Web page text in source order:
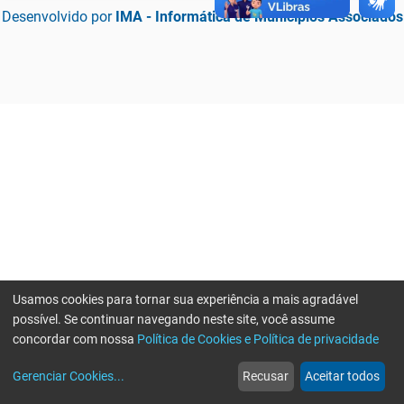
Desenvolvido por IMA - Informática de Municípios Associados
web
Notícias
more_horiz
Mais
Usamos cookies para tornar sua experiência a mais agradável
possível. Se continuar navegando neste site, você assume
concordar com nossa Política de Cookies e Política de privacidade
Gerenciar Cookies... Recusar Aceitar todos
Erro ao enviar informações, por favor tente novamente